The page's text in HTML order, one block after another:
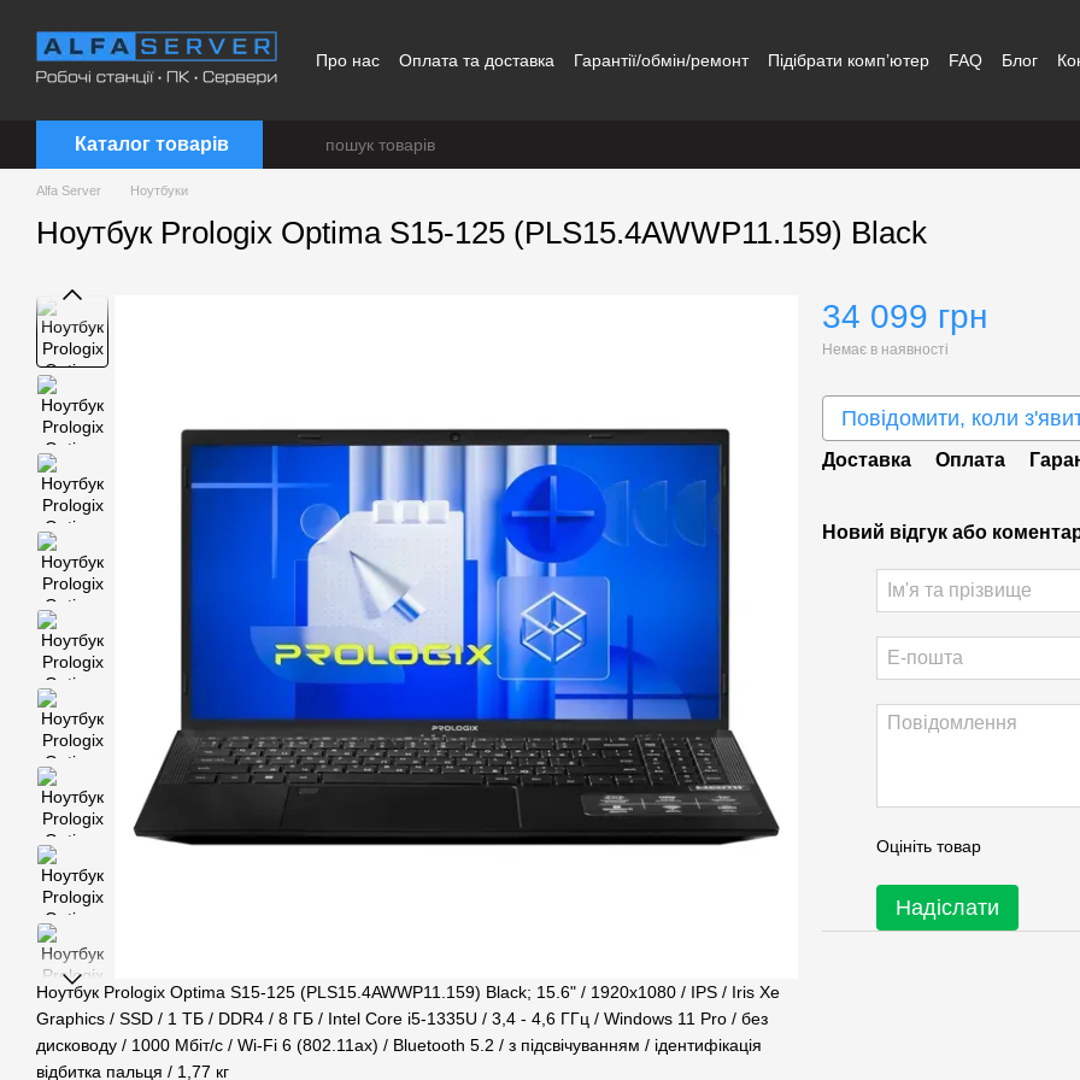
Про нас Оплата та доставка Гарантії/обмін/ремонт Підібрати комп’ютер FAQ Блог
Каталог товарів
Alfa Server Ноутбуки
Ноутбук Prologix Optima S15-125 (PLS15.4AWWP11.159) Black
Ноутбук Prologix Optima S15-125 (PLS15.4AWWP11.159) Black; 15.6" / 1920x1080 / IPS / Iris Xe
Graphics / SSD / 1 ТБ / DDR4 / 8 ГБ / Intel Core i5-1335U / 3,4 - 4,6 ГГц / Windows 11 Pro / без
дисководу / 1000 Мбіт/с / Wi-Fi 6 (802.11ax) / Bluetooth 5.2 / з підсвічуванням / ідентифікація
відбитка пальця / 1,77 кг
34 099 грн
Немає в наявності
Повідомити, коли
Доставка Оплата
Новий відгук або
Оцініть товар
Надіслати